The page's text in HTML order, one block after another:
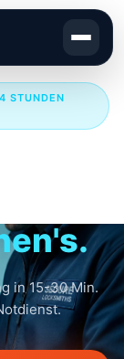
STUNDEN
in 15-30 Min.